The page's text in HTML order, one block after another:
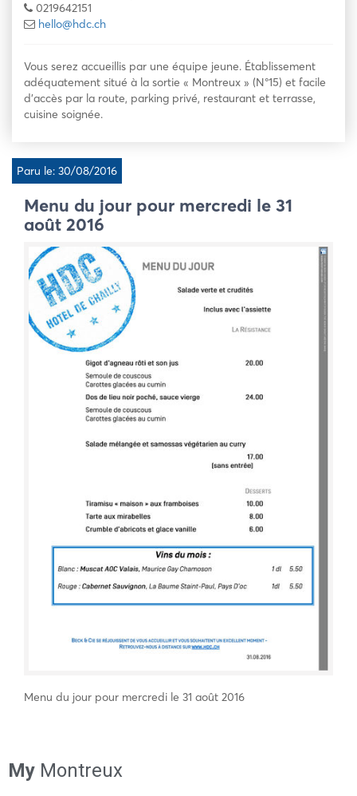
0219642151
hello@hdc.ch
Vous serez accueillis par une équipe jeune. Établissement
adéquatement situé à la sortie « Montreux » (N°15) et facile
d’accès par la route, parking privé, restaurant et terrasse,
cuisine soignée.
Paru le: 30/08/2016
Menu du jour pour mercredi le 31
août 2016
Menu du jour pour mercredi le 31 août 2016
My Montreux